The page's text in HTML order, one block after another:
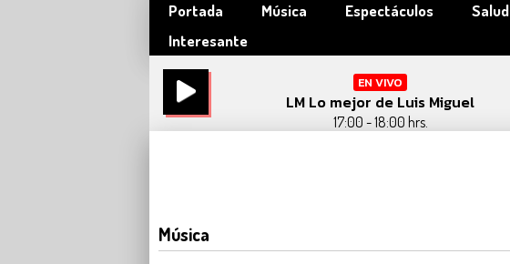
Portada Música Espectáculos Salud
Interesante
EN VIVO
LM Lo mejor de Luis Miguel
17:00 - 18:00 hrs.
Música